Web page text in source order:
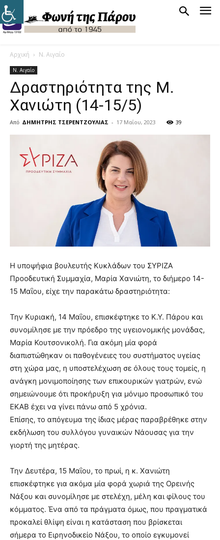
Αρχική Ν. Αιγαίο
Ν. Αιγαίο
Δραστηριότητα της Μ.
Χανιώτη (14-15/5)
Από ΔΗΜΗΤΡΗΣ ΤΣΕΡΕΝΤΖΟΥΛΙΑΣ - 17 Μαΐου, 2023 39
Η υποψήφια βουλευτής Κυκλάδων του ΣΥΡΙΖΑ
Προοδευτική Συμμαχία, Μαρία Χανιώτη, το διήμερο 14-
15 Μαΐου, είχε την παρακάτω δραστηριότητα:
Την Κυριακή, 14 Μαΐου, επισκέφτηκε το Κ.Υ. Πάρου και
συνομίλησε με την πρόεδρο της υγειονομικής μονάδας,
Μαρία Κουτσονικολή. Για ακόμη μία φορά
διαπιστώθηκαν οι παθογένειες του συστήματος υγείας
στη χώρα μας, η υποστελέχωση σε όλους τους τομείς, η
ανάγκη μονιμοποίησης των επικουρικών γιατρών, ενώ
σημειώνουμε ότι προκήρυξη για μόνιμο προσωπικό του
ΕΚΑΒ έχει να γίνει πάνω από 5 χρόνια.
Επίσης, το απόγευμα της ίδιας μέρας παραβρέθηκε στην
εκδήλωση του συλλόγου γυναικών Νάουσας για την
γιορτή της μητέρας.
Την Δευτέρα, 15 Μαΐου, το πρωί, η κ. Χανιώτη
επισκέφτηκε για ακόμα μία φορά χωριά της Ορεινής
Νάξου και συνομίλησε με στελέχη, μέλη και φίλους του
κόμματος. Ένα από τα πράγματα όμως, που πραγματικά
προκαλεί θλίψη είναι η κατάσταση που βρίσκεται
σήμερα το Ειρηνοδικείο Νάξου, το οποίο εγκυμονεί